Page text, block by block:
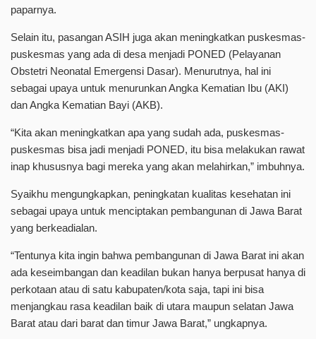
paparnya.
Selain itu, pasangan ASIH juga akan meningkatkan puskesmas-
puskesmas yang ada di desa menjadi PONED (Pelayanan
Obstetri Neonatal Emergensi Dasar). Menurutnya, hal ini
sebagai upaya untuk menurunkan Angka Kematian Ibu (AKI)
dan Angka Kematian Bayi (AKB).
“Kita akan meningkatkan apa yang sudah ada, puskesmas-
puskesmas bisa jadi menjadi PONED, itu bisa melakukan rawat
inap khususnya bagi mereka yang akan melahirkan,” imbuhnya.
Syaikhu mengungkapkan, peningkatan kualitas kesehatan ini
sebagai upaya untuk menciptakan pembangunan di Jawa Barat
yang berkeadialan.
“Tentunya kita ingin bahwa pembangunan di Jawa Barat ini akan
ada keseimbangan dan keadilan bukan hanya berpusat hanya di
perkotaan atau di satu kabupaten/kota saja, tapi ini bisa
menjangkau rasa keadilan baik di utara maupun selatan Jawa
Barat atau dari barat dan timur Jawa Barat,” ungkapnya.